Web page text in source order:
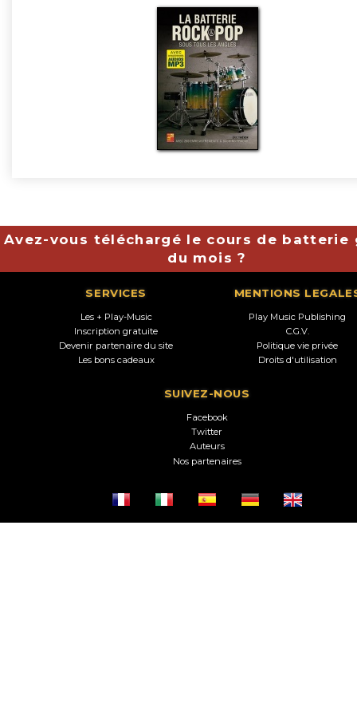
Avez-vous téléchargé le cours de batterie
du mois ?
SERVICES
Les + Play-Music
Inscription gratuite
Devenir partenaire du site
Les bons cadeaux
MENTIONS
Play Music Publishing
C.G.V.
Politique vie privée
Droits d'utilisation
SUIVEZ-NOUS
Facebook
Twitter
Auteurs
Nos partenaires